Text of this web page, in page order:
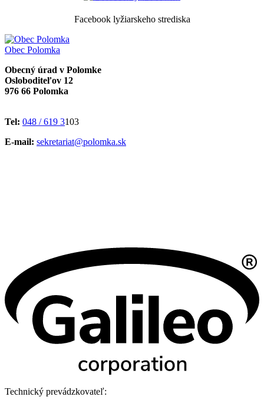
Facebook lyžiarskeho strediska
Obec Polomka
Obecný úrad v Polomke
Osloboditeľov 12
976 66 Polomka
Tel: 048 / 619 3103
E-mail: sekretariat@polomka.sk
Technický prevádzkovateľ: